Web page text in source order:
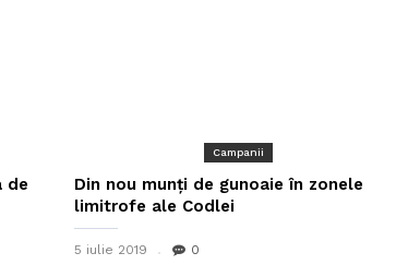
de
Campanii
Din nou munți de gunoaie în zonele
limitrofe ale Codlei
5 iulie 2019 0